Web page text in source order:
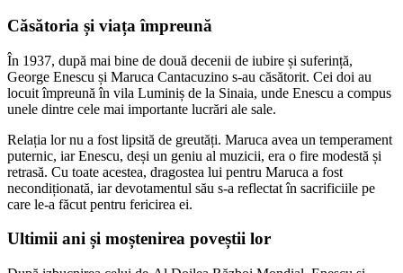
Căsătoria și viața împreună
În 1937, după mai bine de două decenii de iubire și suferință,
George Enescu și Maruca Cantacuzino s-au căsătorit. Cei doi au
locuit împreună în vila Luminiș de la Sinaia, unde Enescu a compus
unele dintre cele mai importante lucrări ale sale.
Relația lor nu a fost lipsită de greutăți. Maruca avea un temperament
puternic, iar Enescu, deși un geniu al muzicii, era o fire modestă și
retrasă. Cu toate acestea, dragostea lui pentru Maruca a fost
necondiționată, iar devotamentul său s-a reflectat în sacrificiile pe
care le-a făcut pentru fericirea ei.
Ultimii ani și moștenirea poveștii lor